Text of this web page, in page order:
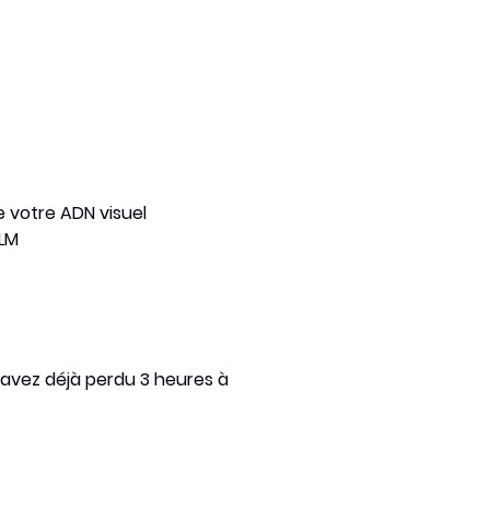
votre ADN visuel
déjà perdu 3 heures à